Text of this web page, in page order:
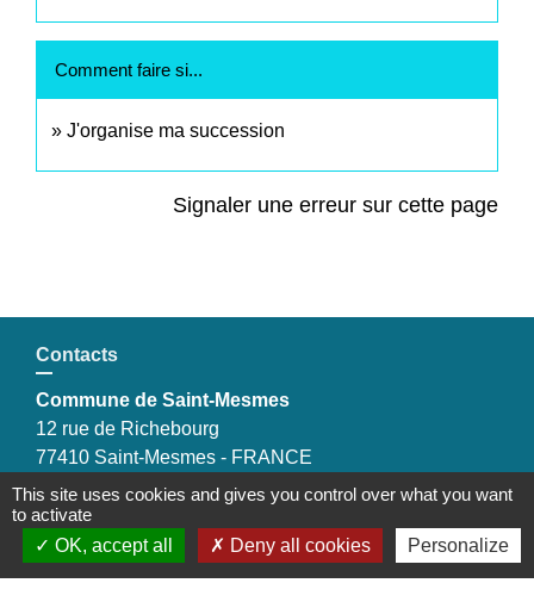
Comment faire si...
J'organise ma succession
Signaler une erreur sur cette page
Contacts
Commune de Saint-Mesmes
12 rue de Richebourg
77410 Saint-Mesmes - FRANCE
+33 1 60 26 24 20
This site uses cookies and gives you control over what you want
to activate
OK, accept all
Deny all cookies Personalize